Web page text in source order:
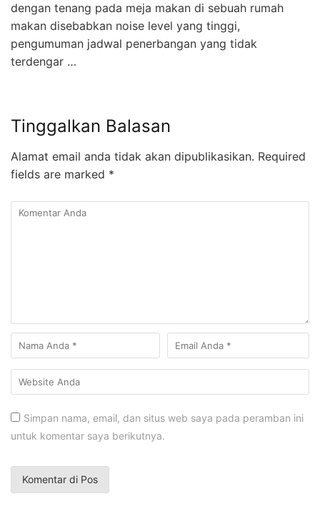
dengan tenang pada meja makan di sebuah rumah
makan disebabkan noise level yang tinggi,
pengumuman jadwal penerbangan yang tidak
terdengar …
Tinggalkan Balasan
Alamat email anda tidak akan dipublikasikan. Required
fields are marked *
Simpan nama, email, dan situs web saya pada peramban ini
untuk komentar saya berikutnya.